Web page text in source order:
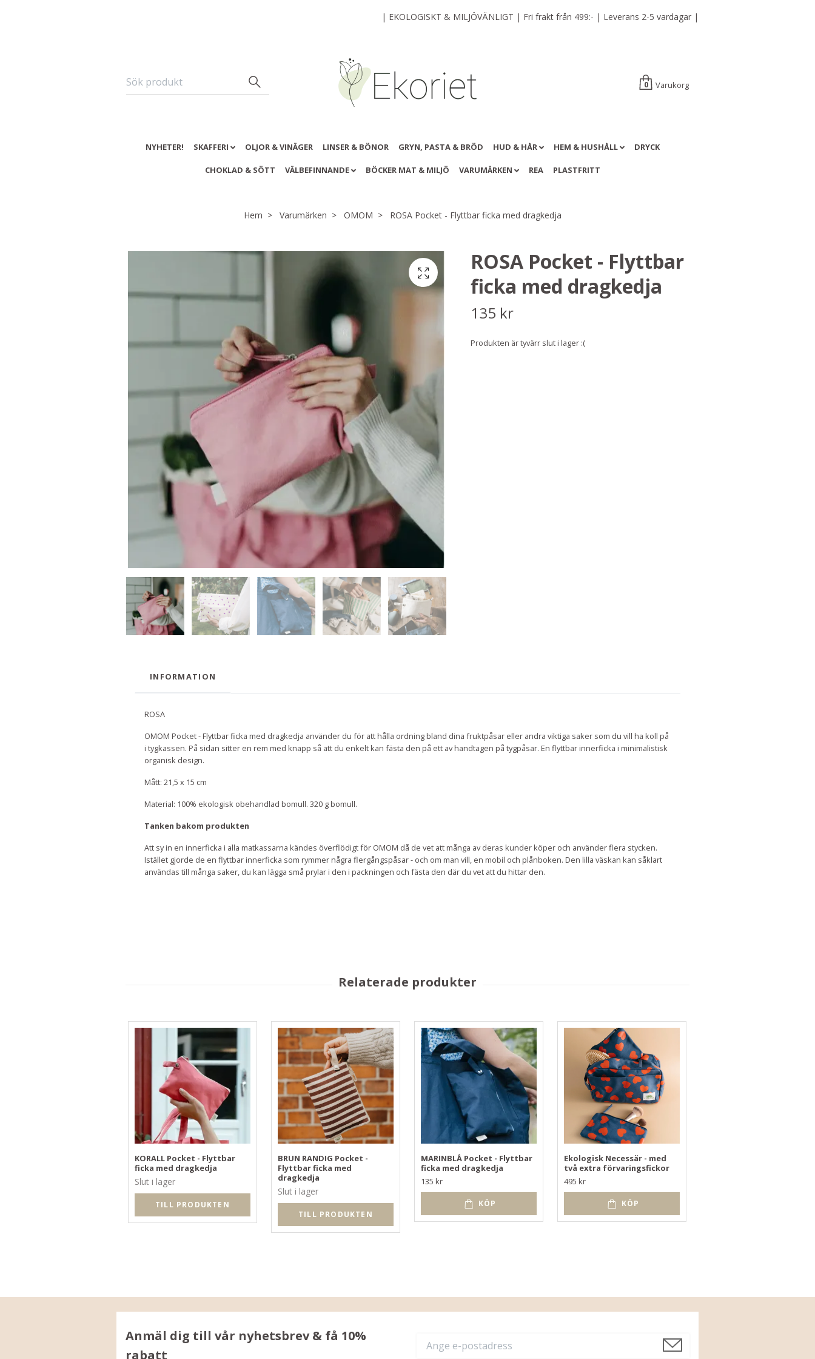
| EKOLOGISKT & MILJÖVÄNLIGT | Fri frakt från 499:- | Leverans 2-5 vardagar |
0 Varukorg
NYHETER! SKAFFERI OLJOR & VINÄGER LINSER & BÖNOR GRYN, PASTA & BRÖD HUD & HÅR HEM & HUSHÅLL DRYCK
CHOKLAD & SÖTT VÄLBEFINNANDE BÖCKER MAT & MILJÖ VARUMÄRKEN REA PLASTFRITT
Hem Varumärken OMOM ROSA Pocket - Flyttbar ficka med dragkedja
ROSA Pocket - Flyttbar
ficka med dragkedja
135 kr
Produkten är tyvärr slut i lager :(
INFORMATION
ROSA
OMOM Pocket - Flyttbar ficka med dragkedja använder du för att hålla ordning bland dina fruktpåsar eller andra viktiga saker som du vill ha koll på
i tygkassen. På sidan sitter en rem med knapp så att du enkelt kan fästa den på ett av handtagen på tygpåsar. En flyttbar innerficka i minimalistisk
organisk design.
Mått: 21,5 x 15 cm
Material: 100% ekologisk obehandlad bomull. 320 g bomull.
Tanken bakom produkten
Att sy in en innerficka i alla matkassarna kändes överflödigt för OMOM då de vet att många av deras kunder köper och använder flera stycken.
Istället gjorde de en flyttbar innerficka som rymmer några flergångspåsar - och om man vill, en mobil och plånboken. Den lilla väskan kan såklart
användas till många saker, du kan lägga små prylar i den i packningen och fästa den där du vet att du hittar den.
KORALL Pocket - Flyttbar
ficka med dragkedja
Slut i lager
TILL PRODUKTEN
BRUN RANDIG Pocket -
Flyttbar ficka med
dragkedja
Slut i lager
TILL PRODUKTEN
MARINBLÅ Pocket - Flyttbar
ficka med dragkedja
135 kr
KÖP
Ekologisk Necessär - med
två extra förvaringsfickor
495 kr
KÖP
Anmäl dig till vår nyhetsbrev & få 10%
rabatt